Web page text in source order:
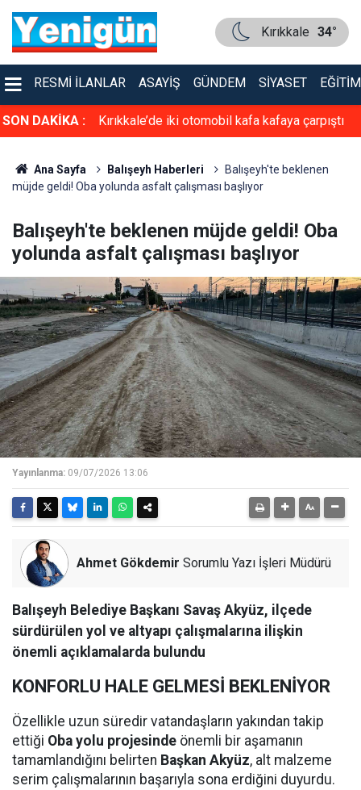
Kırıkkale 34°
RESMI İLANLAR ASAYIŞ GÜNDEM SIYASET EĞITIM
SON DAKİKA : Kırıkkale’de iki otomobil kafa kafaya çarpıştı
Ana Sayfa Balışeyh Haberleri
Balışeyh'te beklenen
müjde geldi! Oba yolunda asfalt çalışması başlıyor
Balışeyh'te beklenen müjde geldi! Oba
yolunda asfalt çalışması başlıyor
Yayınlanma: 09/07/2026 13:06
Ahmet Gökdemir Sorumlu Yazı İşleri Müdürü
Balışeyh Belediye Başkanı Savaş Akyüz, ilçede
sürdürülen yol ve altyapı çalışmalarına ilişkin
önemli açıklamalarda bulundu
KONFORLU HALE GELMESİ BEKLENİYOR
Özellikle uzun süredir vatandaşların yakından takip
ettiği Oba yolu projesinde önemli bir aşamanın
tamamlandığını belirten Başkan Akyüz, alt malzeme
serim çalışmalarının başarıyla sona erdiğini duyurdu.